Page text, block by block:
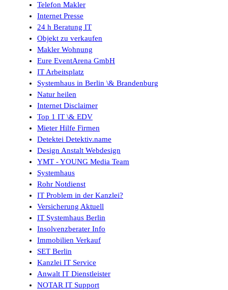
Telefon Makler
Internet Presse
24 h Beratung IT
Objekt zu verkaufen
Makler Wohnung
Eure EventArena GmbH
IT Arbeitsplatz
Systemhaus in Berlin \& Brandenburg
Natur heilen
Internet Disclaimer
Top 1 IT \& EDV
Mieter Hilfe Firmen
Detektei Detektiv.name
Design Anstalt Webdesign
YMT - YOUNG Media Team
Systemhaus
Rohr Notdienst
IT Problem in der Kanzlei?
Versicherung Aktuell
IT Systemhaus Berlin
Insolvenzberater Info
Immobilien Verkauf
SET Berlin
Kanzlei IT Service
Anwalt IT Dienstleister
NOTAR IT Support